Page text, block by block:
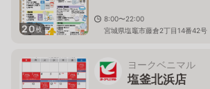
20枚
8:00〜22:00
宮城県塩竈市藤倉2丁目14番42号
ヨークベニマル
塩釜北浜店